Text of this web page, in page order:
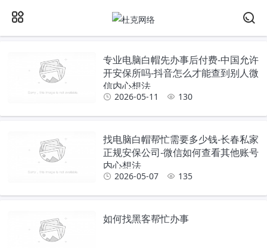
专业电脑白帽先办事后付费-中国允许
开安保所吗-抖音怎么才能查到别人微
信内心想法
2026-05-11 130
找电脑白帽帮忙需要多少钱-长春私家
正规安保公司-微信如何查看其他账号
内心想法
2026-05-07 135
如何找黑客帮忙办事